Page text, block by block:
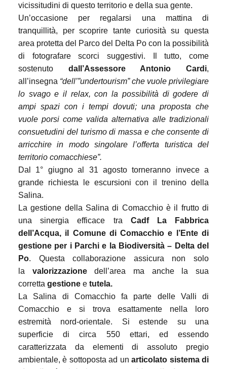
vicissitudini di questo territorio e della sua gente.
Un’occasione per regalarsi una mattina di
tranquillità, per scoprire tante curiosità su questa
area protetta del Parco del Delta Po con la possibilità
di fotografare scorci suggestivi. Il tutto, come
sostenuto dall’Assessore Antonio Cardi,
all’insegna “dell’”undertourism” che vuole privilegiare
lo svago e il relax, con la possibilità di godere di
ampi spazi con i tempi dovuti; una proposta che
vuole porsi come valida alternativa alle tradizionali
consuetudini del turismo di massa e che consente di
arricchire in modo singolare l’offerta turistica del
territorio comacchiese”.
Dal 1° giugnoal 31 agostotorneranno invece a
grande richiesta le escursioni con il trenino della
Salina.
La gestione della Salina di Comacchio è il frutto di
una sinergia efficace tra CadfLa Fabbrica
dell’Acqua, il Comune di Comacchio e l’Ente di
gestione per i Parchi e la Biodiversità – Delta del
Po. Questa collaborazione assicura non solo
la valorizzazionedell’area ma anche la sua
corretta gestione e tutela.
La Salina di Comacchio fa parte delle Valli di
Comacchio e si trova esattamente nella loro
estremità nord-orientale. Si estende su una
superficie di circa 550 ettari, ed essendo
caratterizzata da elementi di assoluto pregio
ambientale, è sottoposta ad unarticolato sistema di